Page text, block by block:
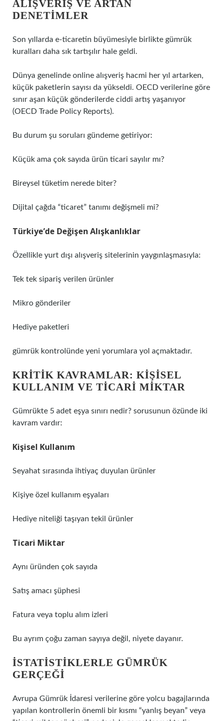
ALIŞVERIŞ VE ARTAN
DENETIMLER
Son yıllarda e-ticaretin büyümesiyle birlikte gümrük
kuralları daha sık tartışılır hale geldi.
Dünya genelinde online alışveriş hacmi her yıl artarken,
küçük paketlerin sayısı da yükseldi. OECD verilerine göre
sınır aşan küçük gönderilerde ciddi artış yaşanıyor
(OECD Trade Policy Reports).
Bu durum şu soruları gündeme getiriyor:
Küçük ama çok sayıda ürün ticari sayılır mı?
Bireysel tüketim nerede biter?
Dijital çağda “ticaret” tanımı değişmeli mi?
Türkiye’de Değişen Alışkanlıklar
Özellikle yurt dışı alışveriş sitelerinin yaygınlaşmasıyla:
Tek tek sipariş verilen ürünler
Mikro gönderiler
Hediye paketleri
gümrük kontrolünde yeni yorumlara yol açmaktadır.
KRITIK KAVRAMLAR: KIŞISEL
KULLANIM VE TICARI MIKTAR
Gümrükte 5 adet eşya sınırı nedir? sorusunun özünde iki
kavram vardır:
Kişisel Kullanım
Seyahat sırasında ihtiyaç duyulan ürünler
Kişiye özel kullanım eşyaları
Hediye niteliği taşıyan tekil ürünler
Ticari Miktar
Aynı üründen çok sayıda
Satış amacı şüphesi
Fatura veya toplu alım izleri
Bu ayrım çoğu zaman sayıya değil, niyete dayanır.
İSTATISTIKLERLE GÜMRÜK
GERÇEĞI
Avrupa Gümrük İdaresi verilerine göre yolcu bagajlarında
yapılan kontrollerin önemli bir kısmı “yanlış beyan” veya